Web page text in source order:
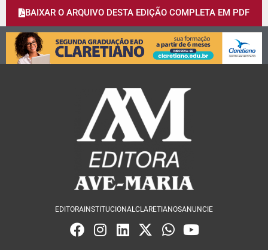
BAIXAR O ARQUIVO DESTA EDIÇÃO COMPLETA EM PDF
EDITORA INSTITUCIONALCLARETIANOSANUNCIE